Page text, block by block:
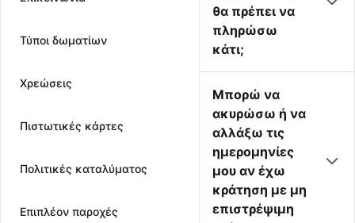
Τύποι δωματίων
Χρεώσεις
Πιστωτικές κάρτες
Πολιτικές καταλύματος
Επιπλέον παροχές
θα πρέπει να
πληρώσω
κάτι;
Μπορώ να
ακυρώσω ή να
αλλάξω τις
ημερομηνίες
μου αν έχω
κράτηση με μη
επιστρέψιμη